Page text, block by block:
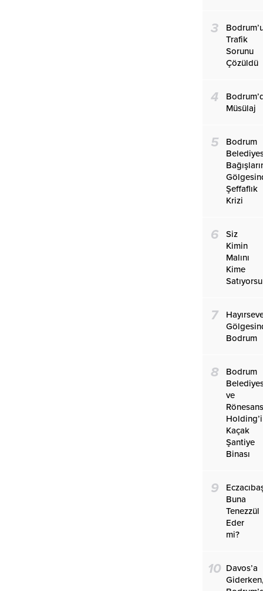
3
Trafik
Sorunu
Çözüldü
4
Müsülaj
5
Bodrum
Şeffaflık
Krizi
6
Siz
Kimin
Malını
Kime
7
Bodrum
8
Bodrum
ve
Kaçak
Şantiye
Binası
9
Buna
Tenezzül
Eder
mi?
10 Davos’a